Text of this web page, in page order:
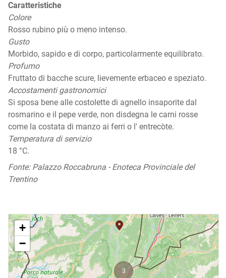
Caratteristiche
Colore
Rosso rubino più o meno intenso.
Gusto
Morbido, sapido e di corpo, particolarmente equilibrato.
Profumo
Fruttato di bacche scure, lievemente erbaceo e speziato.
Accostamenti gastronomici
Si sposa bene alle costolette di agnello insaporite dal
rosmarino e il pepe verde, non disdegna le carni rosse
come la costata di manzo ai ferri o l' entrecòte.
Temperatura di servizio
18 °C.
Fonte: Palazzo Roccabruna - Enoteca Provinciale del
Trentino
3
+
−